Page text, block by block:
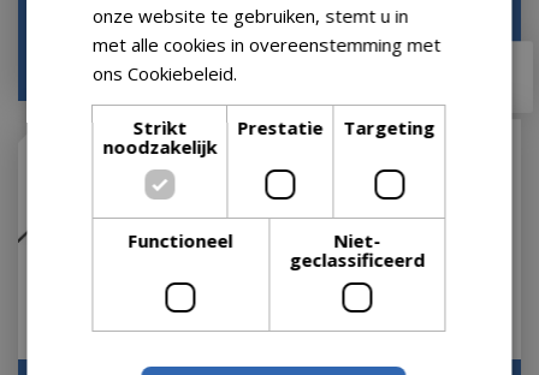
95
€ 169,00
onze website te gebruiken, stemt u in
met alle cookies in overeenstemming met
ons Cookiebeleid.
Strikt
noodzakelijk
Prestatie Targeting
Functioneel
Niet-
geclassificeerd